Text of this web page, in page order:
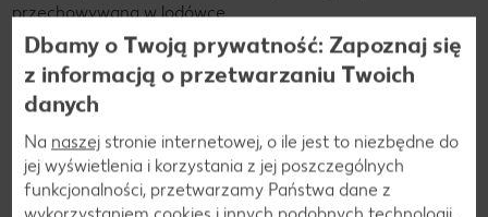
przechowywana w lodówce.
Dbamy o Twoją prywatność: Zapoznaj się
z informacją o przetwarzaniu Twoich
danych
Na naszej stronie internetowej, o ile jest to niezbędne do
jej wyświetlenia i korzystania z jej poszczególnych
funkcjonalności, przetwarzamy Państwa dane z